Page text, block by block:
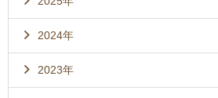
2024年
2023年